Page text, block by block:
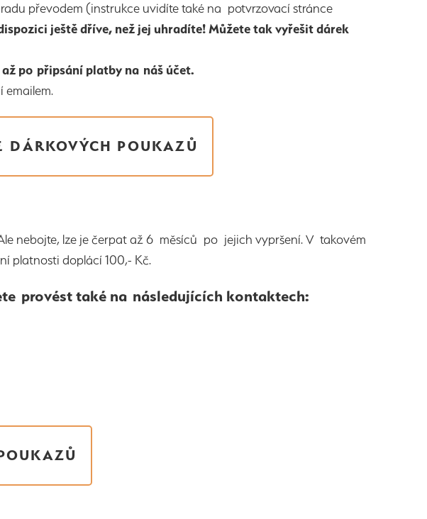
převodem (instrukce uvidíte také na potvrzovací stránce
ještě dříve, než jej uhradíte! Můžete tak vyřešit dárek
po připsání platby na náš účet.
emailem.
DÁRKOVÝCH POUKAZŮ
nebojte, lze je čerpat až 6 měsíců po jejich vypršení. V takovém
platnosti doplácí 100,- Kč.
provést také na následujících kontaktech: